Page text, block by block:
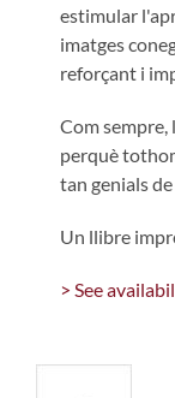
estimular
imatges
reforçant i
Com
perquè
tan genials
Un llibre
> See